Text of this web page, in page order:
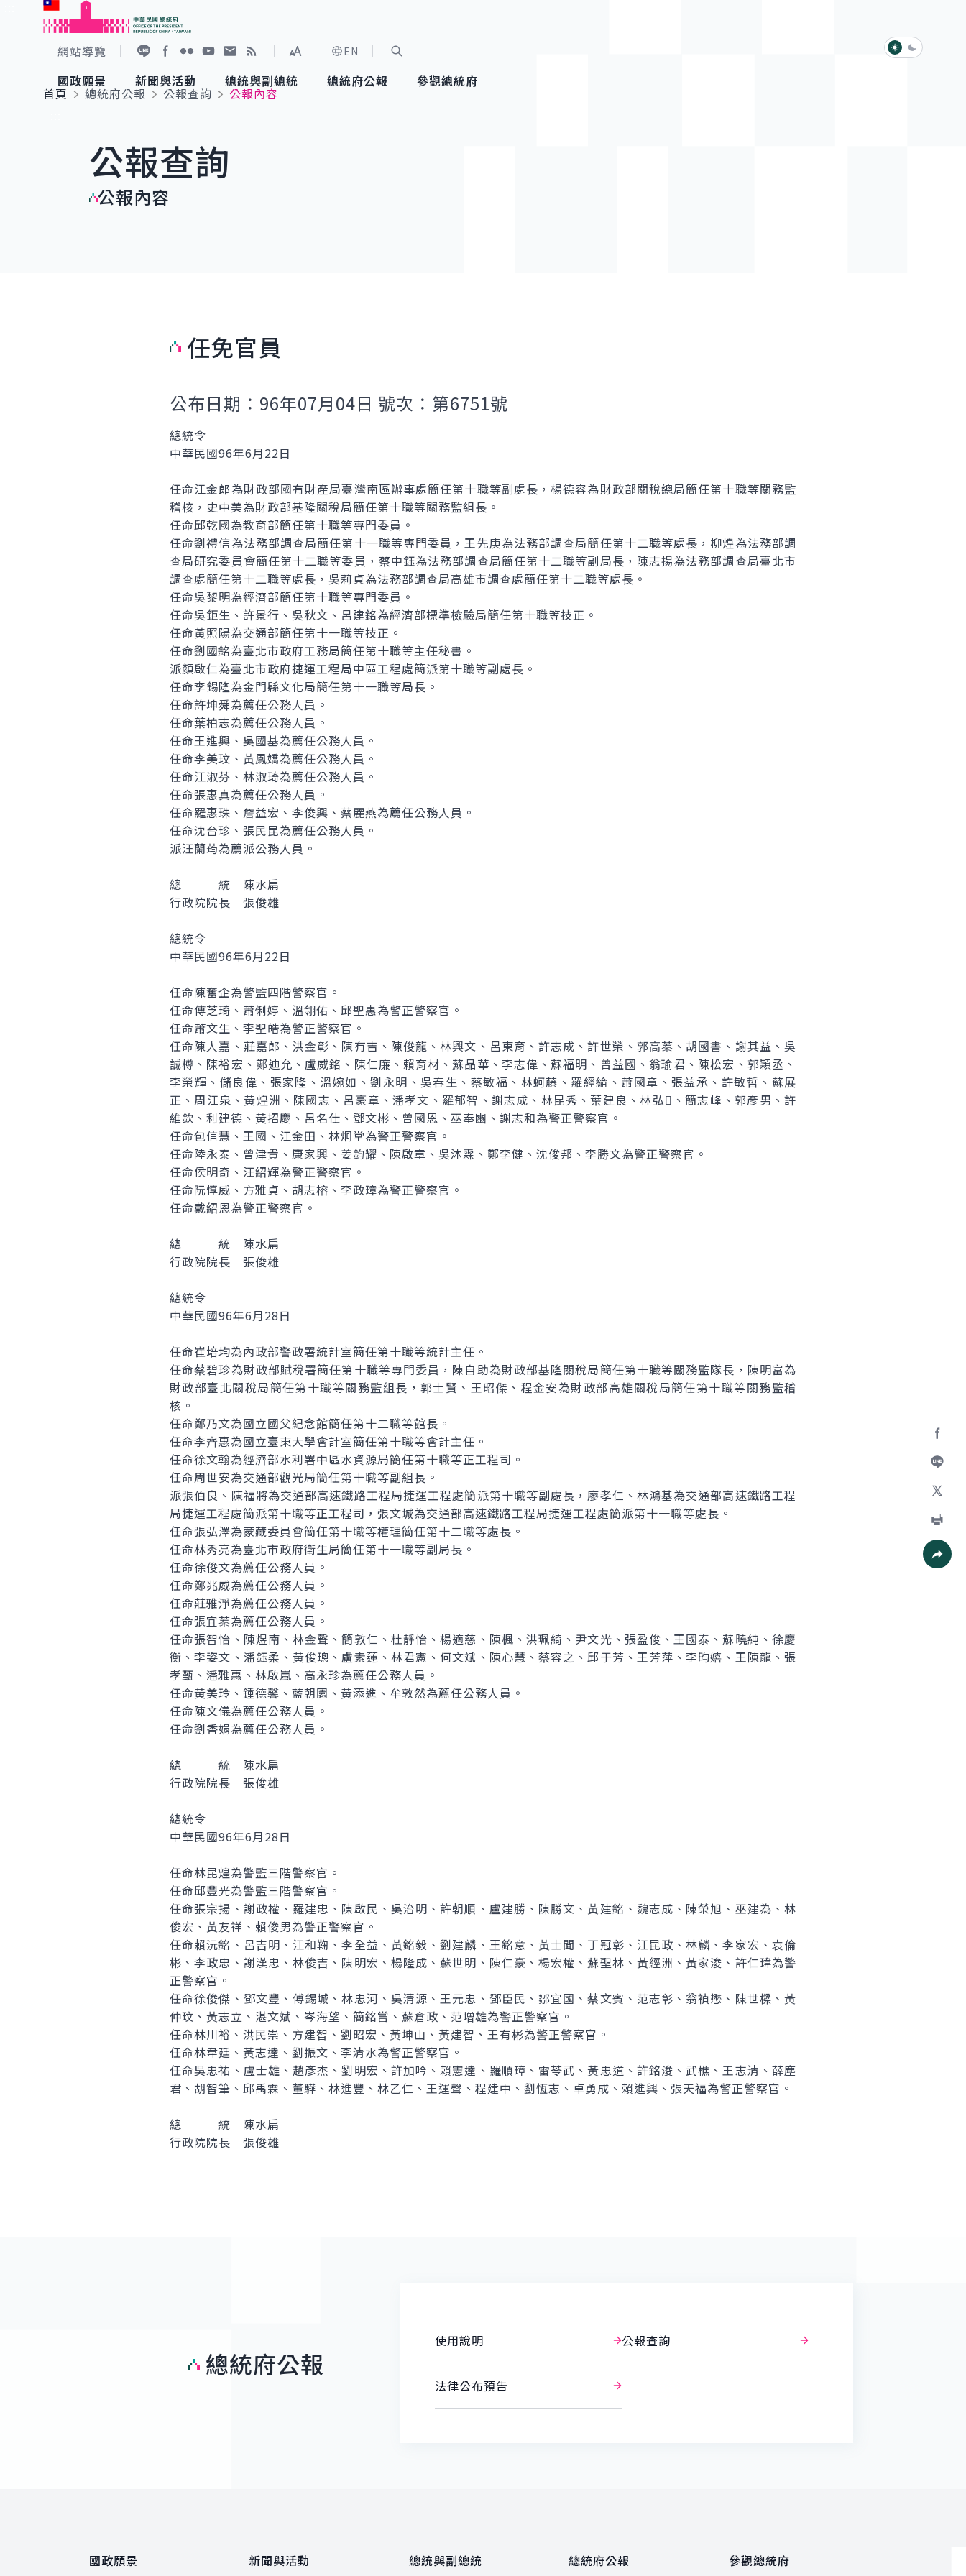
跳到主要內容
網站導覽
展開字級選單
EN
國政願景
國家氣候變遷對策委員會
重要談話
新聞與活動
總統府新聞
影音頻道
總統與副總統
賴清德總統
總統府公報 參觀總統府
淺色模式
深色模式
首頁
總統府公報 公報查詢
公報內容
公報查詢
公報內容
加入好
列印
任免官員
公布日期：96年07月04日 號次：第6751號
總統令
中華民國96年6月22日
任命江金郎為財政部國有財產局臺灣南區辦事處簡任第十職等副處長，楊德容為財政部關稅總局簡任第十職等關務監
稽核，史中美為財政部基隆關稅局簡任第十職等關務監組長。
任命邱乾國為教育部簡任第十職等專門委員。
任命劉禮信為法務部調查局簡任第十一職等專門委員，王先庚為法務部調查局簡任第十二職等處長，柳煌為法務部調
查局研究委員會簡任第十二職等委員，蔡中鈺為法務部調查局簡任第十二職等副局長，陳志揚為法務部調查局臺北市
調查處簡任第十二職等處長，吳莉貞為法務部調查局高雄市調查處簡任第十二職等處長。
任命吳黎明為經濟部簡任第十職等專門委員。
任命吳鉅生、許景行、吳秋文、呂建銘為經濟部標準檢驗局簡任第十職等技正。
任命黃照陽為交通部簡任第十一職等技正。
任命劉國銘為臺北市政府工務局簡任第十職等主任秘書。
派顏啟仁為臺北市政府捷運工程局中區工程處簡派第十職等副處長。
任命李錫隆為金門縣文化局簡任第十一職等局長。
任命許坤舜為薦任公務人員。
任命葉柏志為薦任公務人員。
任命王進興、吳國基為薦任公務人員。
任命李美玟、黃鳳嬌為薦任公務人員。
任命江淑芬、林淑琦為薦任公務人員。
任命張惠真為薦任公務人員。
任命羅惠珠、詹益宏、李俊興、蔡麗燕為薦任公務人員。
任命沈台珍、張民昆為薦任公務人員。
派汪蘭荺為薦派公務人員。
總 統 陳水扁
行政院院長 張俊雄
總統令
中華民國96年6月22日
任命陳奮企為警監四階警察官。
任命傅芝琦、蕭俐婷、溫翎佑、邱聖惠為警正警察官。
任命蕭文生、李聖皓為警正警察官。
任命陳人嘉、莊嘉郎、洪金彰、陳有吉、陳俊龍、林興文、呂東育、許志成、許世榮、郭高蓁、胡國書、謝其益、吳
誠樽、陳裕宏、鄭迪允、盧威銘、陳仁廉、賴育材、蘇品華、李志偉、蘇福明、曾益國、翁瑜君、陳松宏、郭穎丞、
李榮輝、儲良偉、張家隆、溫婉如、劉永明、吳春生、蔡敏福、林蚵藤、羅經綸、蕭國章、張益承、許敏哲、蘇展
正、周江泉、黃煌洲、陳國志、呂豪章、潘孝文、羅郁智、謝志成、林昆秀、葉建良、林弘、簡志峰、郭彥男、許
維欽、利建德、黃招慶、呂名仕、鄧文彬、曾國恩、巫奉豳、謝志和為警正警察官。
任命包信慧、王國、江金田、林炯堂為警正警察官。
任命陸永泰、曾津貴、康家興、姜鈞耀、陳啟章、吳沐霖、鄭李健、沈俊邦、李勝文為警正警察官。
任命侯明奇、汪紹輝為警正警察官。
任命阮惇威、方雅貞、胡志榕、李政璋為警正警察官。
任命戴紹恩為警正警察官。
總 統 陳水扁
行政院院長 張俊雄
總統令
中華民國96年6月28日
任命崔培均為內政部警政署統計室簡任第十職等統計主任。
任命蔡碧珍為財政部賦稅署簡任第十職等專門委員，陳自助為財政部基隆關稅局簡任第十職等關務監隊長，陳明富為
財政部臺北關稅局簡任第十職等關務監組長，郭士賢、王昭傑、程金安為財政部高雄關稅局簡任第十職等關務監稽
核。
任命鄭乃文為國立國父紀念館簡任第十二職等館長。
任命李齊惠為國立臺東大學會計室簡任第十職等會計主任。
任命徐文翰為經濟部水利署中區水資源局簡任第十職等正工程司。
任命周世安為交通部觀光局簡任第十職等副組長。
派張伯良、陳福將為交通部高速鐵路工程局捷運工程處簡派第十職等副處長，廖孝仁、林鴻基為交通部高速鐵路工程
局捷運工程處簡派第十職等正工程司，張文城為交通部高速鐵路工程局捷運工程處簡派第十一職等處長。
任命張弘澤為蒙藏委員會簡任第十職等權理簡任第十二職等處長。
任命林秀亮為臺北市政府衛生局簡任第十一職等副局長。
任命徐俊文為薦任公務人員。
任命鄭兆威為薦任公務人員。
任命莊雅淨為薦任公務人員。
任命張宜蓁為薦任公務人員。
任命張智怡、陳煜南、林金聲、簡敦仁、杜靜怡、楊適慈、陳楓、洪珮綺、尹文光、張盈俊、王國泰、蘇曉純、徐慶
衡、李姿文、潘鈺柔、黃俊璁、盧素蓮、林君憲、何文斌、陳心慧、蔡容之、邱于芳、王芳萍、李昀嬉、王陳龍、張
孝甄、潘雅惠、林啟嵐、高永珍為薦任公務人員。
任命黃美玲、鍾德馨、藍朝園、黃添進、牟敦然為薦任公務人員。
任命陳文儀為薦任公務人員。
任命劉香娟為薦任公務人員。
總 統 陳水扁
行政院院長 張俊雄
總統令
中華民國96年6月28日
任命林昆煌為警監三階警察官。
任命邱豐光為警監三階警察官。
任命張宗揚、謝政權、羅建忠、陳啟民、吳治明、許朝順、盧建勝、陳勝文、黃建銘、魏志成、陳榮旭、巫建為、林
俊宏、黃友祥、賴俊男為警正警察官。
任命賴沅銘、呂吉明、江和鞠、李全益、黃銘毅、劉建麟、王銘意、黃士聞、丁冠彰、江昆政、林麟、李家宏、袁倫
彬、李政忠、謝漢忠、林俊吉、陳明宏、楊隆成、蘇世明、陳仁豪、楊宏權、蘇聖林、黃經洲、黃家浚、許仁瑋為警
正警察官。
任命徐俊傑、鄧文豐、傅錫城、林忠河、吳清源、王元忠、鄧臣民、鄒宜國、蔡文賓、范志彰、翁禎懋、陳世樑、黃
仲玟、黃志立、湛文斌、岑海望、簡銘嘗、蘇倉政、范增雄為警正警察官。
任命林川裕、洪民崇、方建智、劉昭宏、黃坤山、黃建智、王有彬為警正警察官。
任命林韋廷、黃志達、劉振文、李清水為警正警察官。
任命吳忠祐、盧士雄、趙彥杰、劉明宏、許加吟、賴憲達、羅順璋、雷苓武、黃忠道、許銘浚、武樵、王志清、薛塵
君、胡智筆、邱禹霖、董驊、林進豐、林乙仁、王運聲、程建中、劉恆志、卓勇成、賴進興、張天福為警正警察官。
總 統 陳水扁
行政院院長 張俊雄
總統府公報
使用說明 公報查詢
法律公布預告
國政願景 新聞與活動 總統與副總統 總統府公報 參觀總統府